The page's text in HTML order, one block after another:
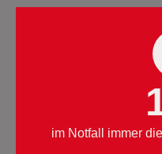
im Notfall immer